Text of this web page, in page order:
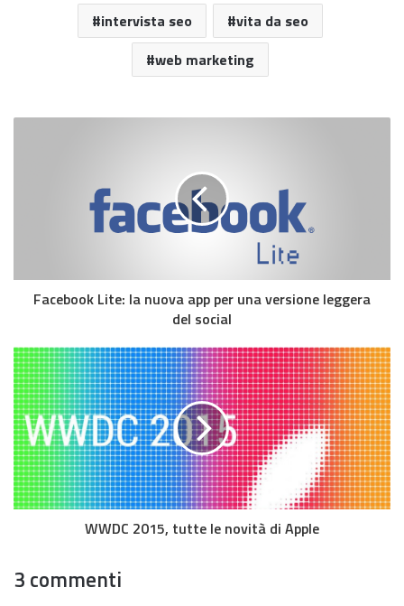
intervista seo
vita da seo
web marketing
Facebook Lite: la nuova app per una versione leggera
del social
WWDC 2015, tutte le novità di Apple
3 commenti